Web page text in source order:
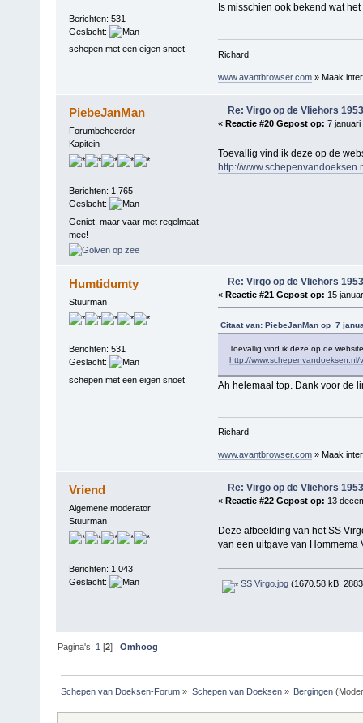
Berichten: 531
Geslacht:
schepen met een eigen snoet!
Is misschien ook bekend wat
Richard
www.avantbrowser.com» Maak
PiebeJanMan
Forumbeheerder
Kapitein
Berichten: 1.765
Geslacht:
Geniet, maar vaar met regelmaat
mee!
Re: Virgo op de Vliehors 1953
« Reactie #20 Gepost op: 7 januari
Toevallig vind ik deze op de
http://
Humtidumty
Stuurman
Berichten: 531
Geslacht:
schepen met een eigen snoet!
Re: Virgo op de Vliehors 1953
« Reactie #21 Gepost op: 15
Citaat van: PiebeJanMan op 7
Toevallig vind ik deze op de
http://www.schepenvandoeksen.nl/
Ah helemaal top. Dank voor de
Richard
www.avantbrowser.com» Maak
Vriend
Algemene moderator
Stuurman
Berichten: 1.043
Geslacht:
Re: Virgo op de Vliehors 1953
« Reactie #22 Gepost op: 13
Deze afbeelding van het SS
van een uitgave van Hommema
SS Virgo.jpg(1670.58 kB,
Pagina's: 1 [2]Omhoog
Schepen van Doeksen-Forum » Schepen van Doeksen» Bergingen